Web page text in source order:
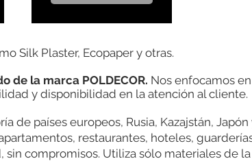
Silk Plaster, Ecopaper y otras.
de la marca POLDECOR. Nos enfocamos
y disponibilidad en la atención al cliente.
de países europeos, Rusia, Kazajstán, Japón
restaurantes, hoteles,
compromisos. Utiliza sólo materiales de